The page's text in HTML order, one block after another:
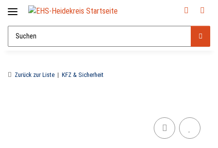
Zurück zur Liste KFZ & Sicherheit